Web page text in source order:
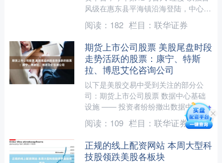
风级在惠东县平海镇沿海登陆，中心附
近最大风力14级。狂风裹挟暴雨肆虐惠
州全境，强台....
阅读： 182 栏目： 联华证券
期货上市公司股票 美股尾盘时段
走势活跃的股票：康宁、特斯
拉、博思艾伦咨询公司
以下是美股交易中受到关注的部分公
司：期货上市公司股票 数据中心基础
设施 —— 投资者纷纷撤出数据中心基
础设施行业相关公司的股票，因市场对
超大规模企业在人工智能方....
阅读： 109 栏目： 联华证券
正规的线上配资网站 本周大型科
技股领跌美股各板块